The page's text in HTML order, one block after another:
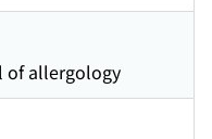
of allergology